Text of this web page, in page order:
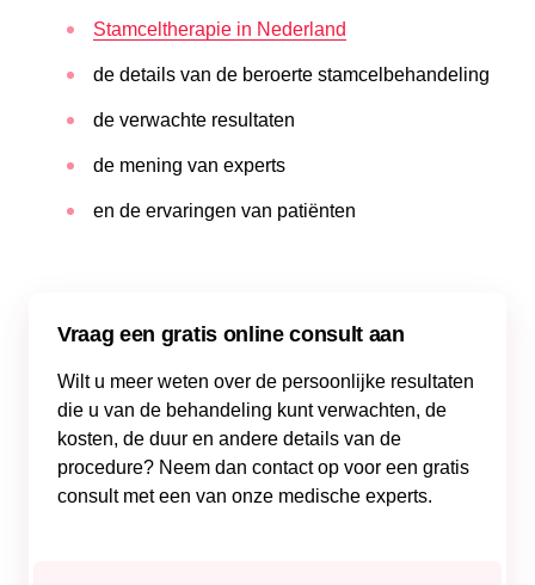
Stamceltherapie in Nederland
de details van de beroerte stamcelbehandeling
de verwachte resultaten
de mening van experts
en de ervaringen van patiënten
Vraag een gratis online consult aan
Wilt u meer weten over de persoonlijke resultaten
die u van de behandeling kunt verwachten, de
kosten, de duur en andere details van de
procedure? Neem dan contact op voor een gratis
consult met een van onze medische experts.